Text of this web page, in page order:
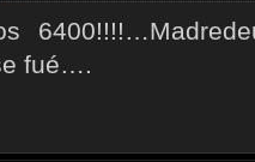
fué….